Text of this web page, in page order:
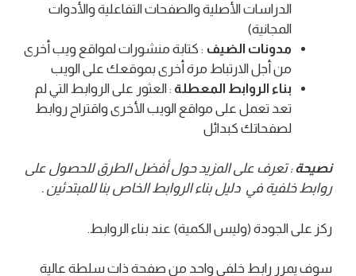
الدراسات الأصلية والصفحات التفاعلية والأدوات
المجانية)
مدونات الضيف : كتابة منشورات لمواقع ويب أخرى
من أجل الارتباط مرة أخرى بموقعك على الويب
بناء الروابط المعطلة : العثور على الروابط التي لم
تعد تعمل على مواقع الويب الأخرى واقتراح روابط
لصفحاتك كبدائل
نصيحة: تعرف على المزيد حول أفضل الطرق للحصول على
روابط خلفية في دليل بناء الروابط الخاص بنا للمبتدئين .
ركز على الجودة (وليس الكمية) عند بناء الروابط.
سوف يمرر رابط خلفي واحد من صفحة ذات سلطة عالية